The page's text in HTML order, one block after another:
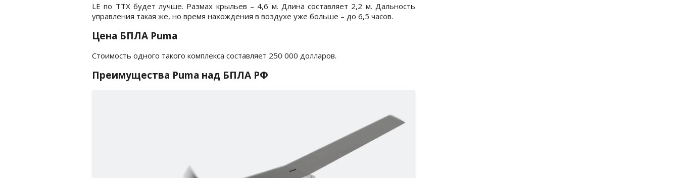
LE по ТТХ будет лучше. Размах крыльев – 4,6 м. Длина составляет 2,2 м. Дальность
управления такая же, но время нахождения в воздухе уже больше – до 6,5 часов.
Цена БПЛА Puma
Стоимость одного такого комплекса составляет 250 000 долларов.
Преимущества Puma над БПЛА РФ